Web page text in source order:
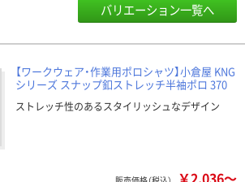
バリエーション一覧へ
【ワークウェア・作業用ポロシャツ】小倉屋 KNG
シリーズ スナップ釦ストレッチ半袖ポロ 370
ストレッチ性のあるスタイリッシュなデザイン
￥2,036～